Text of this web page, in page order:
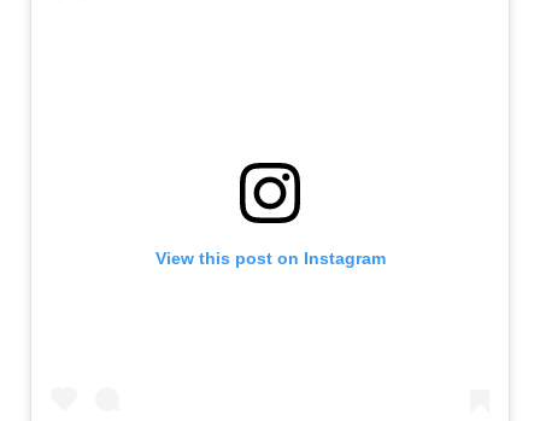
View this post on Instagram